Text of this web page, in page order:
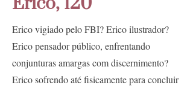
Erico vigiado pelo FBI? Erico ilustrador?
Erico pensador público, enfrentando
conjunturas amargas com discernimento?
Erico sofrendo até fisicamente para concluir